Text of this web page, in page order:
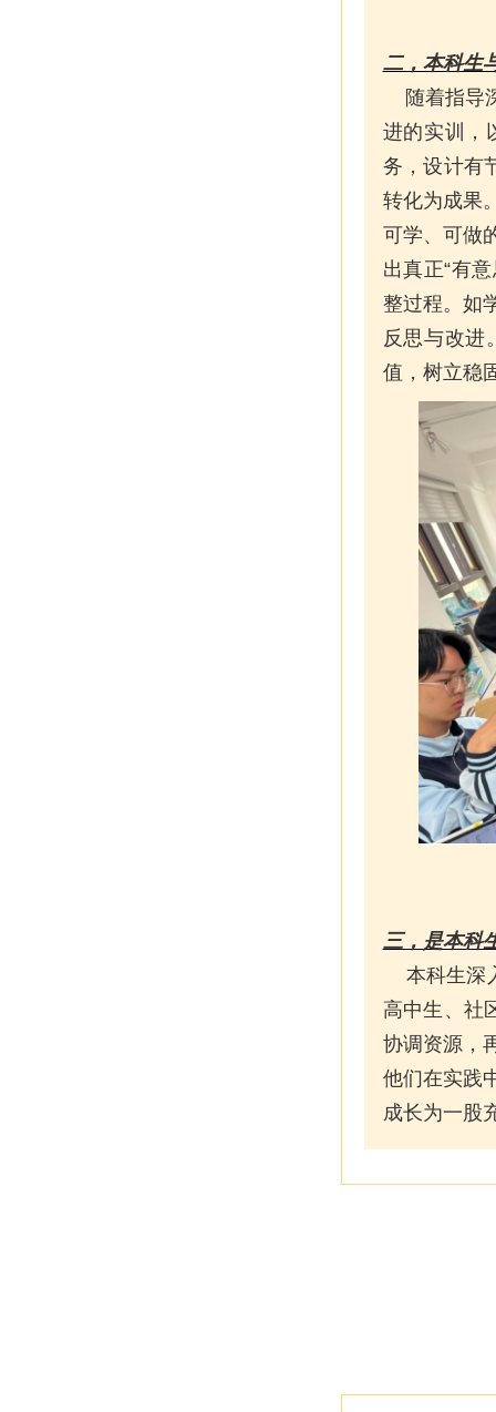
二，本科生
随着指导
进的实训，
务，设计有
转化为成果
可学、可做
出真正“有
整过程。如
反思与改进
值，树立稳
三，是本科
本科生深
高中生、社
协调资源，
他们在实践
成长为一股